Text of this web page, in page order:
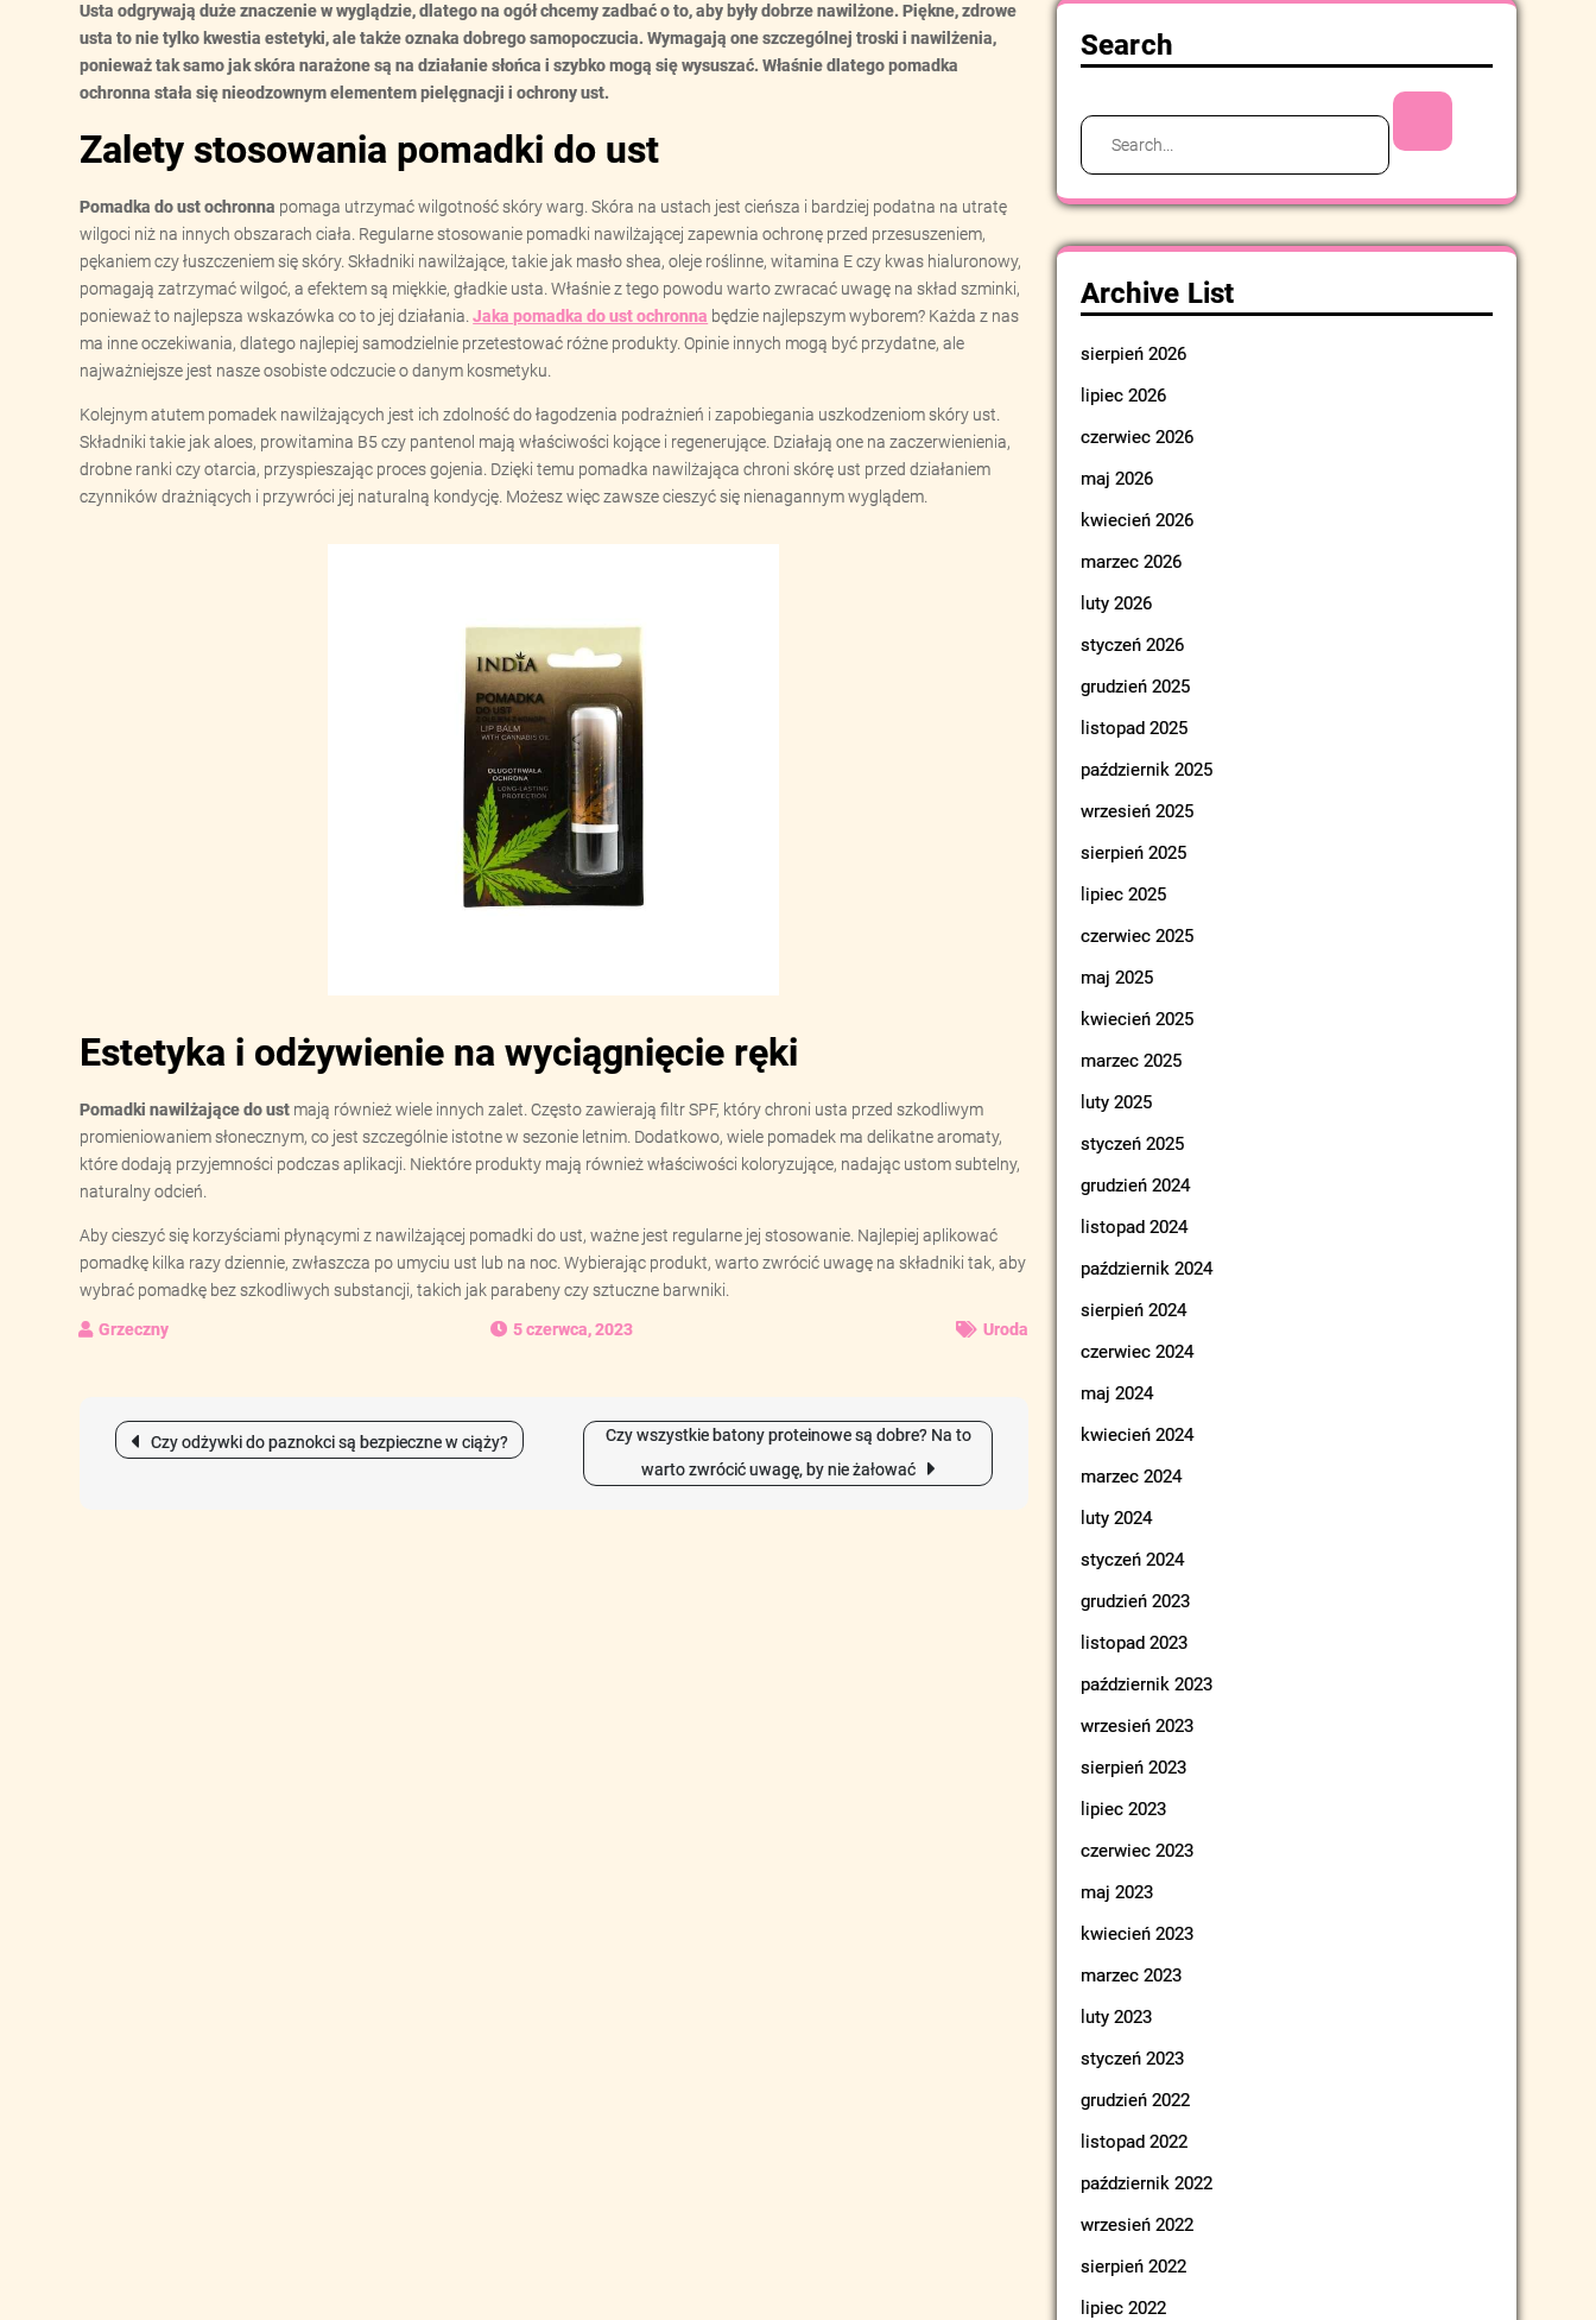
Usta odgrywają duże znaczenie w wyglądzie, dlatego na ogół chcemy zadbać o to, aby były dobrze nawilżone. Piękne, zdrowe
usta to nie tylko kwestia estetyki, ale także oznaka dobrego samopoczucia. Wymagają one szczególnej troski i nawilżenia,
ponieważ tak samo jak skóra narażone są na działanie słońca i szybko mogą się wysuszać. Właśnie dlatego pomadka
ochronna stała się nieodzownym elementem pielęgnacji i ochrony ust.
Zalety stosowania pomadki do ust
Pomadka do ust ochronna pomaga utrzymać wilgotność skóry warg. Skóra na ustach jest cieńsza i bardziej podatna na utratę
wilgoci niż na innych obszarach ciała. Regularne stosowanie pomadki nawilżającej zapewnia ochronę przed przesuszeniem,
pękaniem czy łuszczeniem się skóry. Składniki nawilżające, takie jak masło shea, oleje roślinne, witamina E czy kwas hialuronowy,
pomagają zatrzymać wilgoć, a efektem są miękkie, gładkie usta. Właśnie z tego powodu warto zwracać uwagę na skład szminki,
ponieważ to najlepsza wskazówka co to jej działania.Jaka pomadka do ust ochronna będzie najlepszym wyborem? Każda z nas
ma inne oczekiwania, dlatego najlepiej samodzielnie przetestować różne produkty. Opinie innych mogą być przydatne, ale
najważniejsze jest nasze osobiste odczucie o danym kosmetyku.
Kolejnym atutem pomadek nawilżających jest ich zdolność do łagodzenia podrażnień i zapobiegania uszkodzeniom skóry ust.
Składniki takie jak aloes, prowitamina B5 czy pantenol mają właściwości kojące i regenerujące. Działają one na zaczerwienienia,
drobne ranki czy otarcia, przyspieszając proces gojenia. Dzięki temu pomadka nawilżająca chroni skórę ust przed działaniem
czynników drażniących i przywróci jej naturalną kondycję. Możesz więc zawsze cieszyć się nienagannym wyglądem.
Estetyka i odżywienie na wyciągnięcie ręki
Pomadki nawilżające do ust mają również wiele innych zalet. Często zawierają filtr SPF, który chroni usta przed szkodliwym
promieniowaniem słonecznym, co jest szczególnie istotne w sezonie letnim. Dodatkowo, wiele pomadek ma delikatne aromaty,
które dodają przyjemności podczas aplikacji. Niektóre produkty mają również właściwości koloryzujące, nadając ustom subtelny,
naturalny odcień.
Aby cieszyć się korzyściami płynącymi z nawilżającej pomadki do ust, ważne jest regularne jej stosowanie. Najlepiej aplikować
pomadkę kilka razy dziennie, zwłaszcza po umyciu ust lub na noc. Wybierając produkt, warto zwrócić uwagę na składniki tak, aby
wybrać pomadkę bez szkodliwych substancji, takich jak parabeny czy sztuczne barwniki.
5 czerwca, 2023 Uroda
Nawigacja
Czy odżywki do paznokci są bezpieczne w ciąży?
Czy wszystkie batony proteinowe są dobre? Na to
warto zwrócić uwagę, by nie żałować
Search
Search
Archive List
sierpień 2026
lipiec 2026
czerwiec 2026
maj 2026
kwiecień 2026
marzec 2026
luty 2026
styczeń 2026
grudzień 2025
listopad 2025
październik 2025
wrzesień 2025
sierpień 2025
lipiec 2025
czerwiec 2025
maj 2025
kwiecień 2025
marzec 2025
luty 2025
styczeń 2025
grudzień 2024
listopad 2024
październik 2024
sierpień 2024
czerwiec 2024
maj 2024
kwiecień 2024
marzec 2024
luty 2024
styczeń 2024
grudzień 2023
listopad 2023
październik 2023
wrzesień 2023
sierpień 2023
lipiec 2023
czerwiec 2023
maj 2023
kwiecień 2023
marzec 2023
luty 2023
styczeń 2023
grudzień 2022
listopad 2022
październik 2022
wrzesień 2022
sierpień 2022
lipiec 2022